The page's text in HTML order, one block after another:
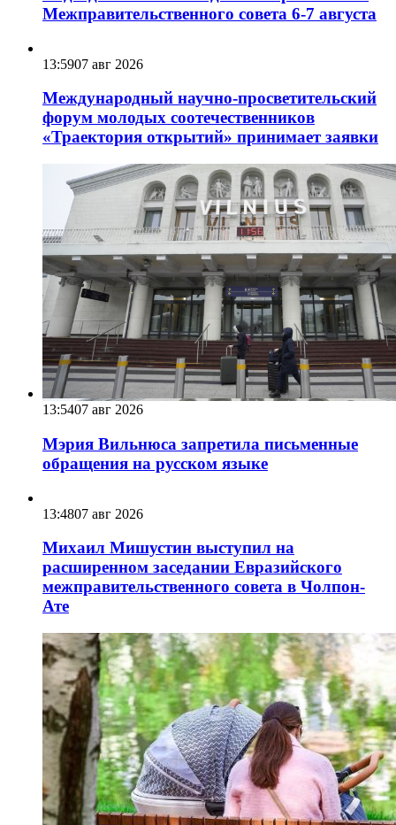
Межправительственного совета 6-7 августа
13:5907 авг 2026
Международный научно-просветительский
форум молодых соотечественников
«Траектория открытий» принимает заявки
13:5407 авг 2026
Мэрия Вильнюса запретила письменные
обращения на русском языке
13:4807 авг 2026
Михаил Мишустин выступил на
расширенном заседании Евразийского
межправительственного совета в Чолпон-
Ате